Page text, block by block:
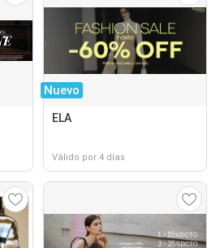
Nuevo
ELA
Válido por 4 días